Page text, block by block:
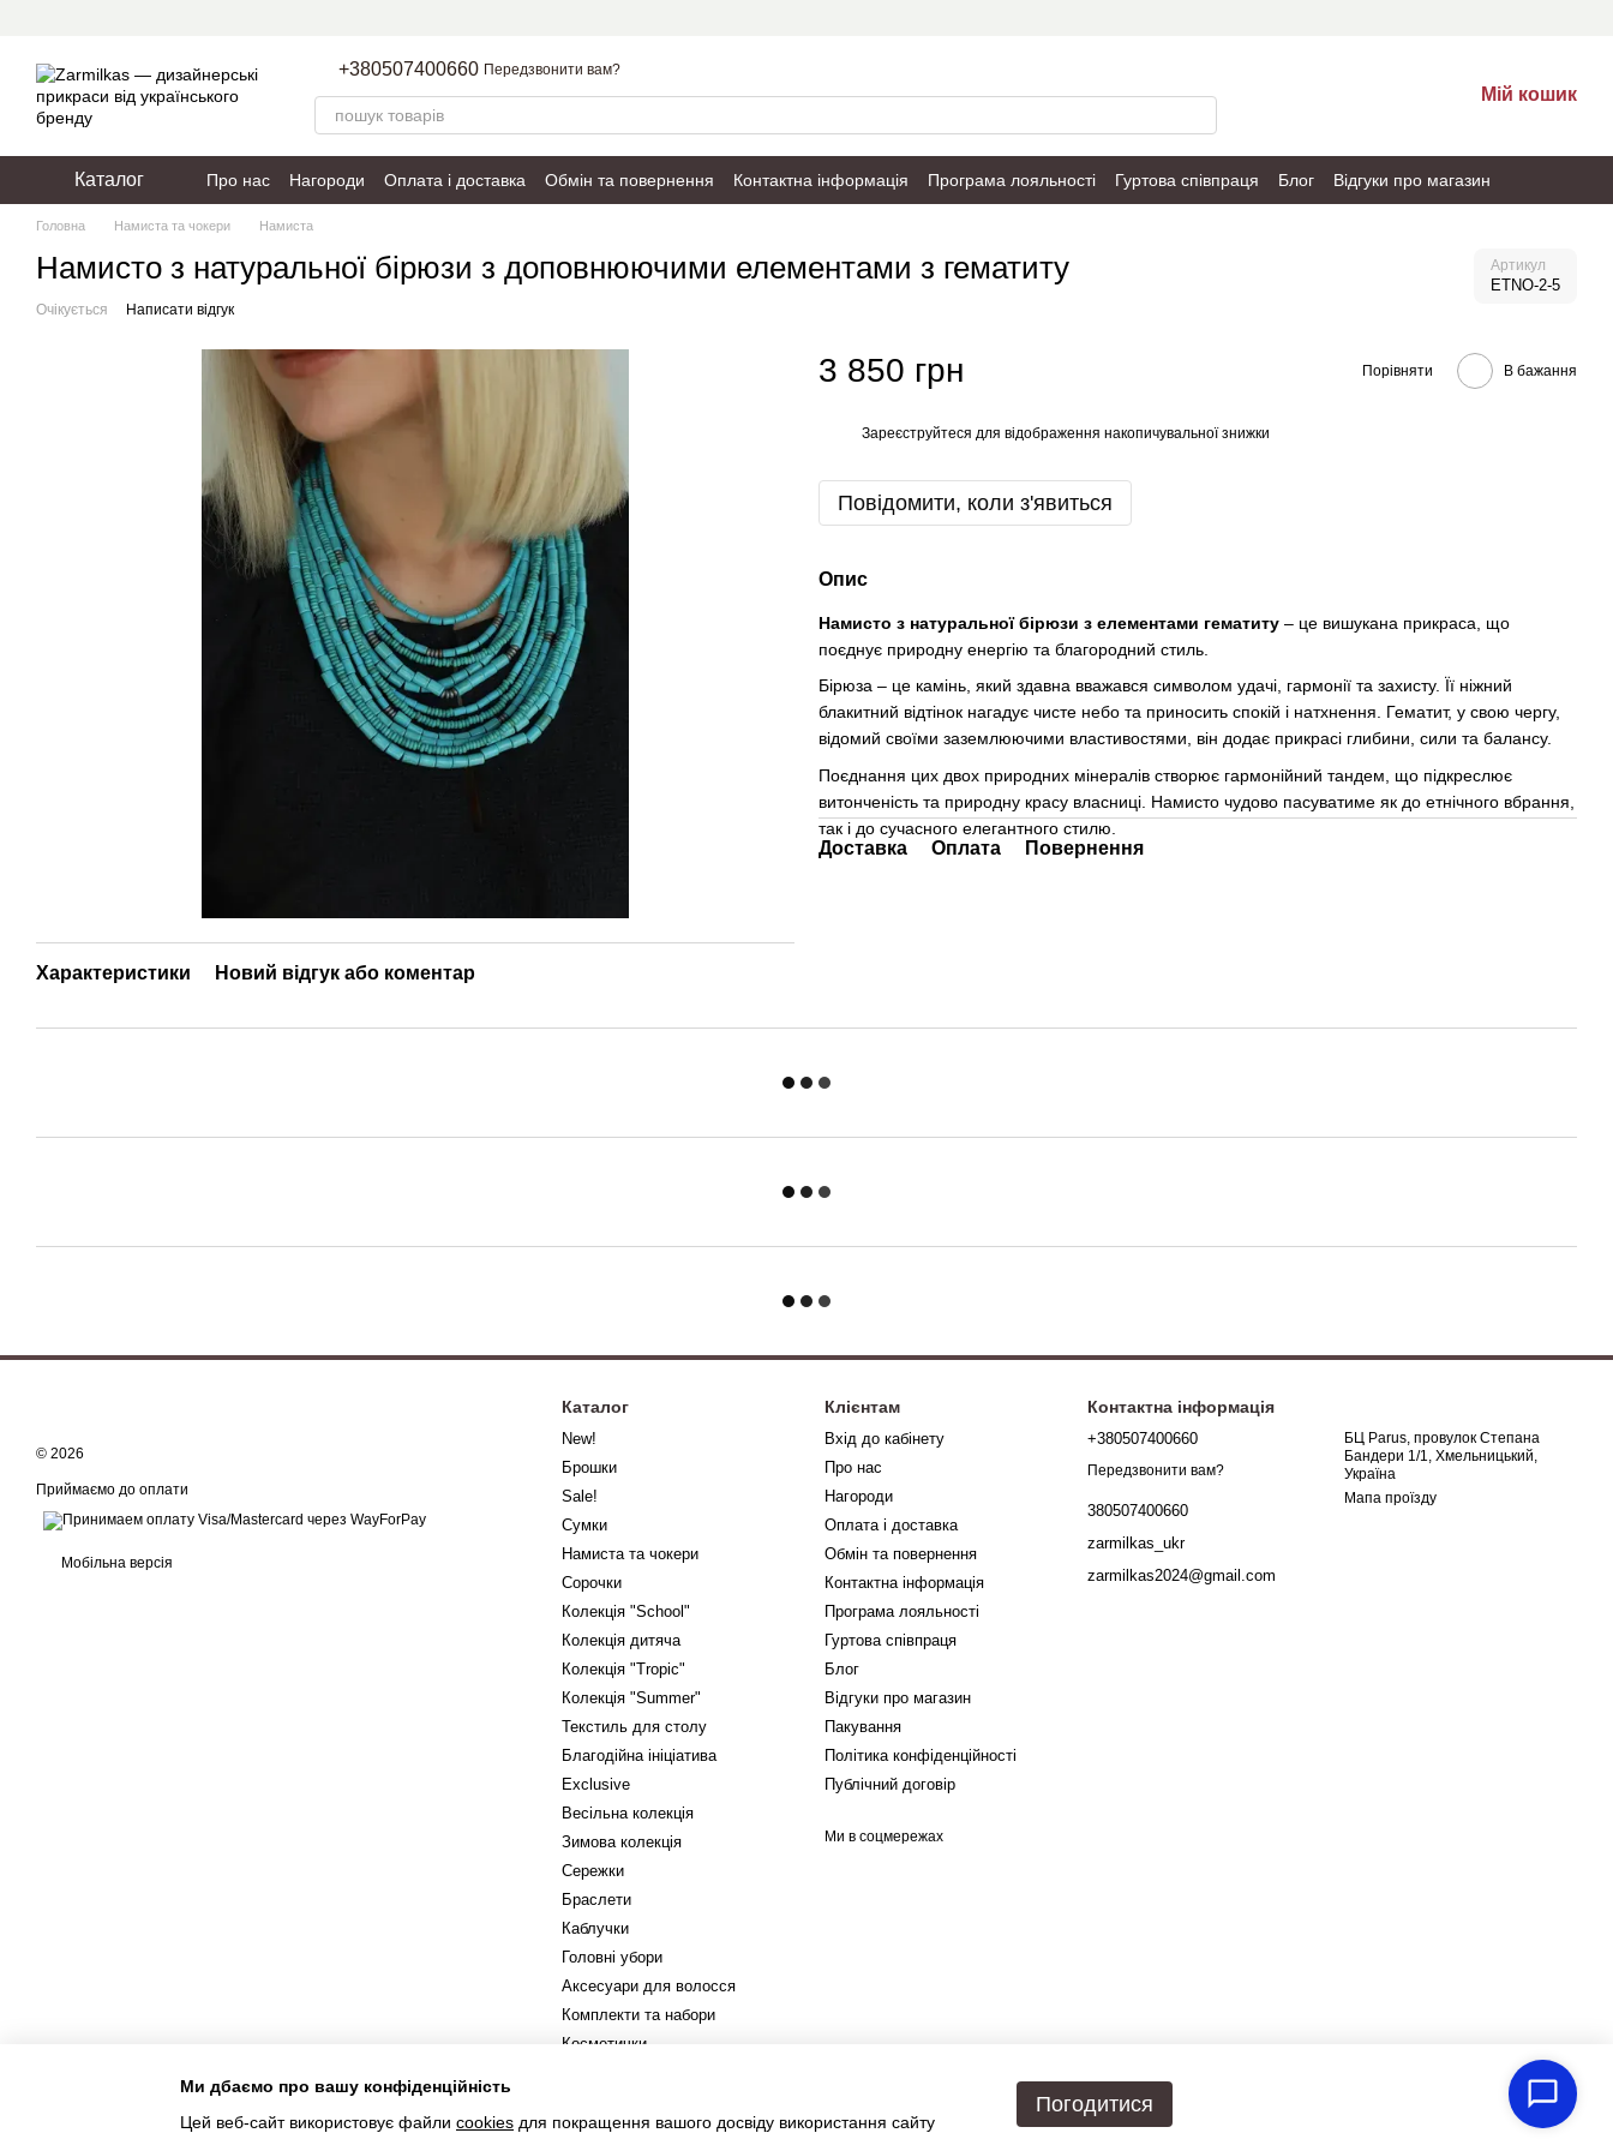
+380507400660 Передзвонити вам?
Мій кошик
Каталог Про нас Нагороди Оплата і доставка Обмін та повернення Контактна інформація Програма лояльності Гуртова співпраця Блог
Відгуки про магазин
Пакування
Політика конфіденційності Публічний договір
Головна Намиста та чокери Намиста
Намисто з натуральної бірюзи з доповнюючими елементами з гематиту Артикул
ETNO-2-5
Очікується Написати відгук
Характеристики Новий відгук або коментар
3 850 грн Порівняти В бажання
Зареєструйтеся для відображення накопичувальної знижки
Повідомити, коли з'явиться
Опис
Намисто з натуральної бірюзи з елементами гематиту – це вишукана прикраса, що
поєднує природну енергію та благородний стиль.
Бірюза – це камінь, який здавна вважався символом удачі, гармонії та захисту. Її ніжний
блакитний відтінок нагадує чисте небо та приносить спокій і натхнення. Гематит, у свою чергу,
відомий своїми заземлюючими властивостями, він додає прикрасі глибини, сили та балансу.
Поєднання цих двох природних мінералів створює гармонійний тандем, що підкреслює
витонченість та природну красу власниці. Намисто чудово пасуватиме як до етнічного вбрання,
так і до сучасного елегантного стилю.
Доставка Оплата Повернення
© 2026
Приймаємо до оплати
Мобільна версія
Інтернет-магазин створений з Хорошоп
Каталог
New!
Брошки
Sale!
Сумки
Намиста та чокери
Сорочки
Колекція "School"
Колекція дитяча
Колекція "Tropic"
Колекція "Summer"
Текстиль для столу
Благодійна ініціатива
Exclusive
Весільна колекція
Зимова колекція
Сережки
Браслети
Каблучки
Головні убори
Аксесуари для волосся
Комплекти та набори
Косметички
Клієнтам
Вхід до кабінету
Про нас
Нагороди
Оплата і доставка
Обмін та повернення
Контактна інформація
Програма лояльності
Гуртова співпраця
Блог
Відгуки про магазин
Пакування
Політика конфіденційності
Публічний договір
Ми в соцмережах
Контактна інформація
+380507400660
Передзвонити вам?
380507400660
zarmilkas_ukr
zarmilkas2024@gmail.com
БЦ Parus, провулок Степана
Бандери 1/1, Хмельницький,
Україна
Мапа проїзду
Ми дбаємо про вашу конфіденційність
Цей веб-сайт використовує файли cookies для покращення вашого досвіду використання сайту
Погодитися